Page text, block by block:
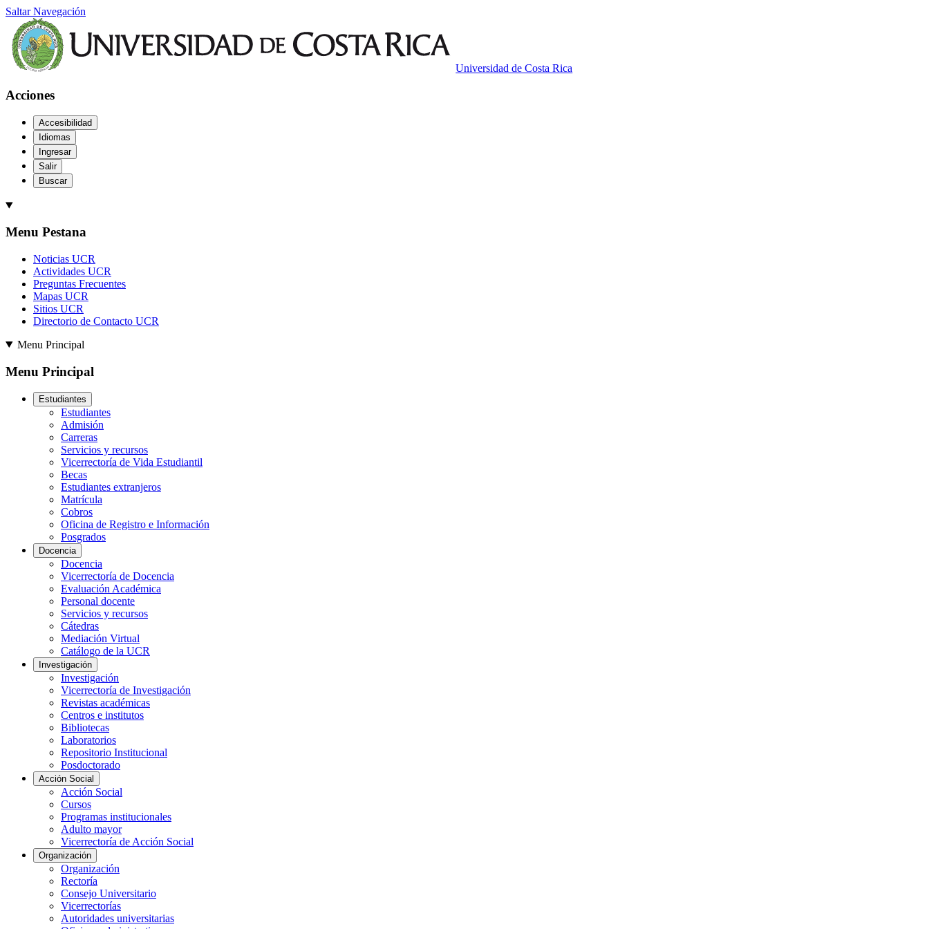
Saltar Navegación
Universidad de Costa Rica
Acciones
Accesibilidad
Idiomas
Ingresar
Salir
Buscar
Menu Pestana
Noticias UCR
Actividades UCR
Preguntas Frecuentes
Mapas UCR
Sitios UCR
Directorio de Contacto UCR
Menu Principal
Menu Principal
Estudiantes
Estudiantes
Admisión
Carreras
Servicios y recursos
Vicerrectoría de Vida Estudiantil
Becas
Estudiantes extranjeros
Matrícula
Cobros
Oficina de Registro e Información
Posgrados
Docencia
Docencia
Vicerrectoría de Docencia
Evaluación Académica
Personal docente
Servicios y recursos
Cátedras
Mediación Virtual
Catálogo de la UCR
Investigación
Investigación
Vicerrectoría de Investigación
Revistas académicas
Centros e institutos
Bibliotecas
Laboratorios
Repositorio Institucional
Posdoctorado
Acción Social
Acción Social
Cursos
Programas institucionales
Adulto mayor
Vicerrectoría de Acción Social
Organización
Organización
Rectoría
Consejo Universitario
Vicerrectorías
Autoridades universitarias